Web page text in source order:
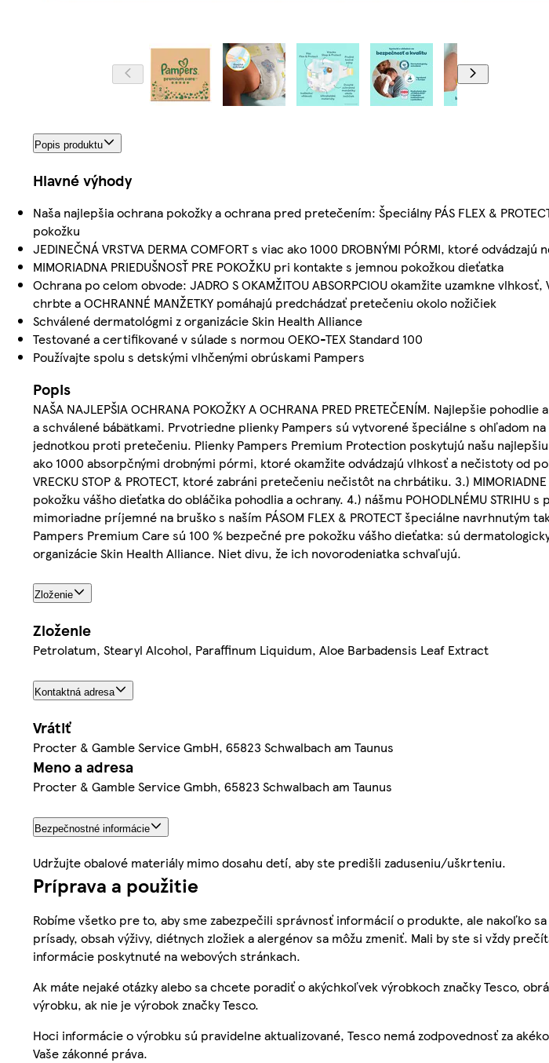
Popis produktu
Hlavné výhody
Naša najlepšia ochrana pokožky a ochrana pred pretečením: Špeciálny PÁS FLEX &
pokožku
JEDINEČNÁ VRSTVA DERMA COMFORT s viac ako 1000 DROBNÝMI PÓRMI, ktoré
MIMORIADNA PRIEDUŠNOSŤ PRE POKOŽKU pri kontakte s jemnou pokožkou dieťatka
Ochrana po celom obvode: JADRO S OKAMŽITOU ABSORPCIOU okamžite uzamkne vlhkosť,
chrbte a OCHRANNÉ MANŽETKY pomáhajú predchádzať pretečeniu okolo nožičiek
Schválené dermatológmi z organizácie Skin Health Alliance
Testované a certifikované v súlade s normou OEKO-TEX Standard 100
Používajte spolu s detskými vlhčenými obrúskami Pampers
Popis
NAŠA NAJLEPŠIA OCHRANA POKOŽKY A OCHRANA PRED PRETEČENÍM. Najlepšie
a schválené bábätkami. Prvotriedne plienky Pampers sú vytvorené špeciálne s ohľadom
jednotkou proti pretečeniu. Plienky Pampers Premium Protection poskytujú našu najlepšiu
ako 1000 absorpčnými drobnými pórmi, ktoré okamžite odvádzajú vlhkosť a nečistoty od
VRECKU STOP & PROTECT, ktoré zabráni pretečeniu nečistôt na chrbátiku. 3.) MIMORIADNE
pokožku vášho dieťatka do obláčika pohodlia a ochrany. 4.) nášmu POHODLNÉMU STRIHU
mimoriadne príjemné na bruško s naším PÁSOM FLEX & PROTECT špeciálne navrhnutým
Pampers Premium Care sú 100 % bezpečné pre pokožku vášho dieťatka: sú
organizácie Skin Health Alliance. Niet divu, že ich novorodeniatka schvaľujú.
Zloženie
Zloženie
Petrolatum, Stearyl Alcohol, Paraffinum Liquidum, Aloe Barbadensis Leaf Extract
Kontaktná adresa
Vrátiť
Procter & Gamble Service GmbH, 65823 Schwalbach am Taunus
Meno a adresa
Procter & Gamble Service Gmbh, 65823 Schwalbach am Taunus
Bezpečnostné informácie
Udržujte obalové materiály mimo dosahu detí, aby ste predišli zaduseniu/uškrteniu.
Príprava a použitie
Robíme všetko pre to, aby sme zabezpečili správnosť informácií o produkte, ale nakoľko
prísady, obsah výživy, diétnych zložiek a alergénov sa môžu zmeniť. Mali by ste si vždy
informácie poskytnuté na webových stránkach.
Ak máte nejaké otázky alebo sa chcete poradiť o akýchkoľvek výrobkoch značky Tesco,
výrobku, ak nie je výrobok značky Tesco.
Hoci informácie o výrobku sú pravidelne aktualizované, Tesco nemá zodpovednosť za
Vaše zákonné práva.